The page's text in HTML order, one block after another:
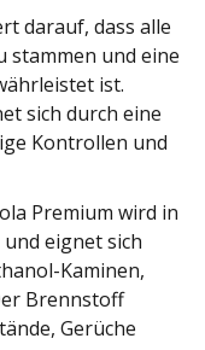
darauf, dass alle
stammen und eine
ist.
sich durch eine
Kontrollen und
Premium wird in
eignet sich
Kaminen,
Brennstoff
Gerüche